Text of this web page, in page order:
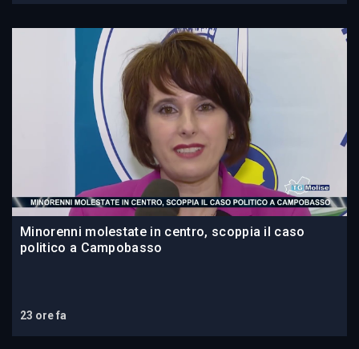
Minorenni molestate in centro, scoppia il caso
politico a Campobasso
23 ore fa